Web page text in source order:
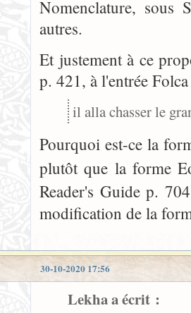
Nomenclature, sous
autres.
Et justement à ce
p. 421, à l'entrée
il alla chasser le
Pourquoi est-ce la
plutôt que la forme
Reader's Guide p.
modification de la
30-10-2020 17:56
Lekha a écrit :